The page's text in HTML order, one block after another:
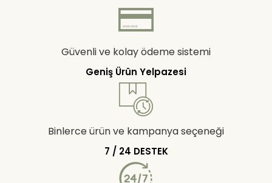
Güvenli ve kolay ödeme sistemi
Geniş Ürün Yelpazesi
Binlerce ürün ve kampanya seçeneği
7 / 24 DESTEK